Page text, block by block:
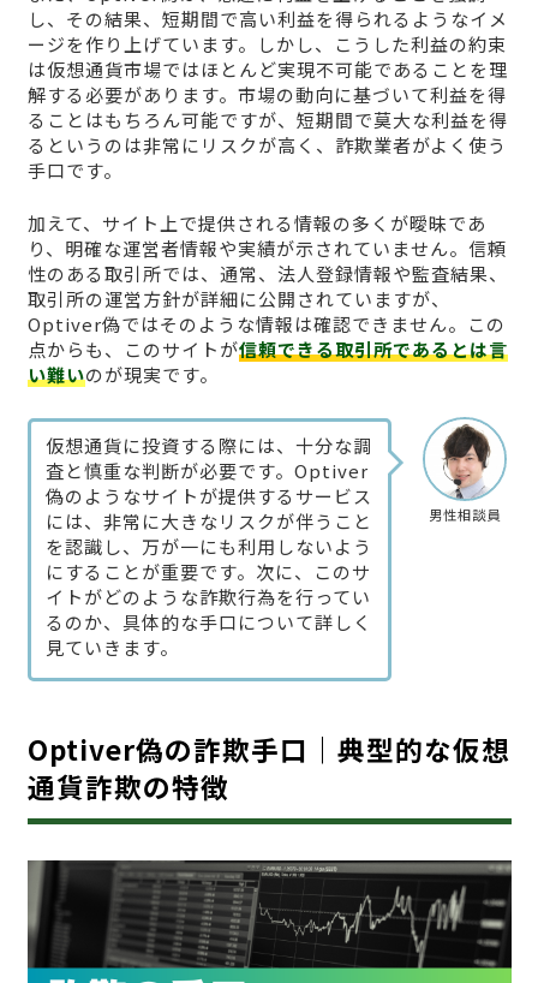
し、その結果、短期間で高い利益を得られるようなイメ
ージを作り上げています。しかし、こうした利益の約束
は仮想通貨市場ではほとんど実現不可能であることを理
解する必要があります。市場の動向に基づいて利益を得
ることはもちろん可能ですが、短期間で莫大な利益を得
るというのは非常にリスクが高く、詐欺業者がよく使う
手口です。
加えて、サイト上で提供される情報の多くが曖昧であ
り、明確な運営者情報や実績が示されていません。信頼
性のある取引所では、通常、法人登録情報や監査結果、
取引所の運営方針が詳細に公開されていますが、
Optiver偽ではそのような情報は確認できません。この
点からも、このサイトが信頼できる取引所であるとは言
い難いのが現実です。
男性相談員
仮想通貨に投資する際には、十分な調
査と慎重な判断が必要です。Optiver
偽のようなサイトが提供するサービス
には、非常に大きなリスクが伴うこと
を認識し、万が一にも利用しないよう
にすることが重要です。次に、このサ
イトがどのような詐欺行為を行ってい
るのか、具体的な手口について詳しく
見ていきます。
Optiver偽の詐欺手口｜典型的な仮想
通貨詐欺の特徴